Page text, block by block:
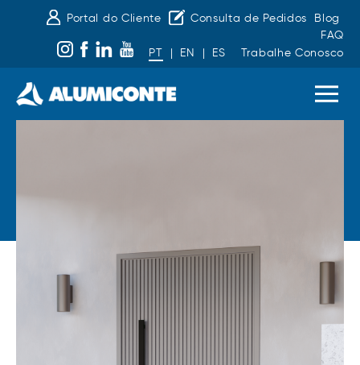
Portal do Cliente Consulta de Pedidos
Blog
FAQ
PT
| EN | ES Trabalhe Conosco